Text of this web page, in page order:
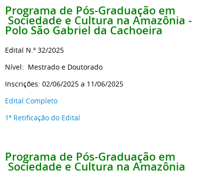
Programa de Pós-Graduação em
Sociedade e Cultura na Amazônia -
Polo São Gabriel da Cachoeira
Edital N.º 32/2025
Nível: Mestrado e Doutorado
Inscrições: 02/06/2025 a 11/06/2025
Edital Completo
1ª Retificação do Edital
Programa de Pós-Graduação em
Sociedade e Cultura na Amazônia